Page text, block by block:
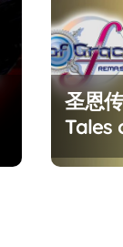
圣恩
Tales